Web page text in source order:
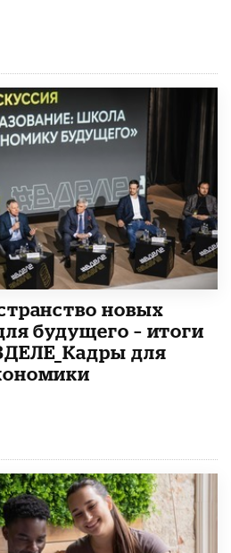
новых
будущего – итоги
для